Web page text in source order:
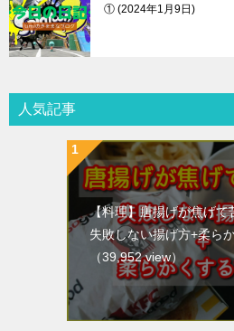
① 2024年1月9日
人気記事
【料理】唐揚げが焦げて
失敗しない揚げ方+柔ら
（39,952 view）